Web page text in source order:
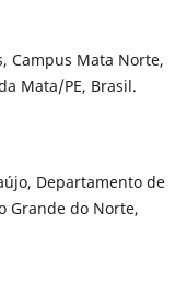
Campus Mata Norte,
Mata/PE, Brasil.
Departamento de
Grande do Norte,